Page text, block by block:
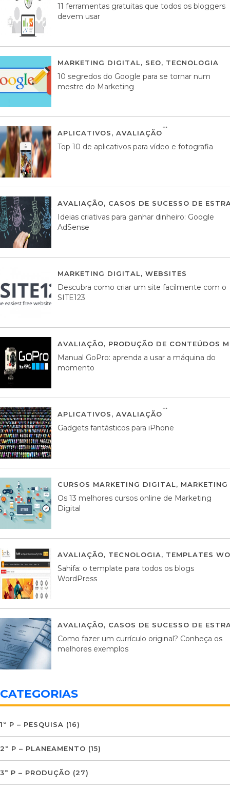
11 ferramentas gratuitas que todos os bloggers
devem usar
MARKETING DIGITAL, SEO, TECNOLOGIA
10 segredos do Google para se tornar num
mestre do Marketing
APLICATIVOS, AVALIAÇÃO
Top 10 de aplicativos para vídeo e fotografia
AVALIAÇÃO, CASOS DE SUCESSO DE
Ideias criativas para ganhar dinheiro: Google
AdSense
MARKETING DIGITAL, WEBSITES
Descubra como criar um site facilmente com o
SITE123
AVALIAÇÃO, PRODUÇÃO DE CONTEÚDOS
Manual GoPro: aprenda a usar a máquina do
momento
APLICATIVOS, AVALIAÇÃO
Gadgets fantásticos para iPhone
CURSOS MARKETING DIGITAL,
Os 13 melhores cursos online de Marketing
Digital
AVALIAÇÃO, TECNOLOGIA, TEMPLATES
Sahifa: o template para todos os blogs
WordPress
AVALIAÇÃO, CASOS DE SUCESSO DE
Como fazer um currículo original? Conheça os
melhores exemplos
CATEGORIAS
1º P – PESQUISA (16)
2º P – PLANEAMENTO (15)
3º P – PRODUÇÃO (27)